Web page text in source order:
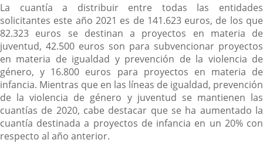
La cuantía a distribuir entre todas las entidades
solicitantes este año 2021 es de 141.623 euros, de los que
82.323 euros se destinan a proyectos en materia de
juventud, 42.500 euros son para subvencionar proyectos
en materia de igualdad y prevención de la violencia de
género, y 16.800 euros para proyectos en materia de
infancia. Mientras que en las líneas de igualdad, prevención
de la violencia de género y juventud se mantienen las
cuantías de 2020, cabe destacar que se ha aumentado la
cuantía destinada a proyectos de infancia en un 20% con
respecto al año anterior.